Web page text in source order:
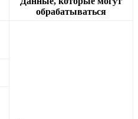
обрабатываться